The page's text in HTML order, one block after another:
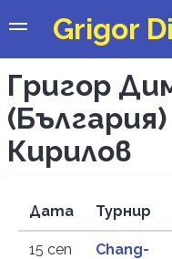
Grigor
Григор
Кирилов
Дата Турнир
15 сеп
Chang-